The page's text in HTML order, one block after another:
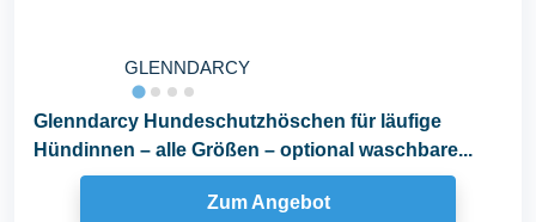
GLENNDARCY
Glenndarcy Hundeschutzhöschen für läufige
Hündinnen – alle Größen – optional waschbare...
Zum Angebot